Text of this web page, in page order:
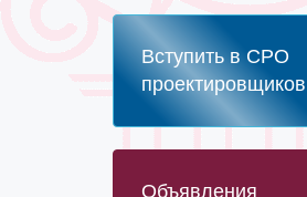
Вступить в СРО
проектировщиков
Объявления